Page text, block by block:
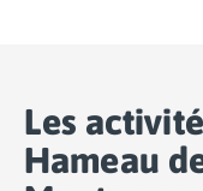
Camping Limousin
Camping Corrèze
Camping Lorraine
Les
Hameau